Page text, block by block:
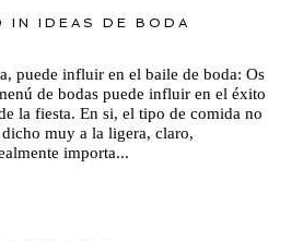
IN IDEAS DE BODA
puede influir en el baile de boda: Os
de bodas puede influir en el éxito
la fiesta. En si, el tipo de comida no
muy a la ligera, claro,
importa...